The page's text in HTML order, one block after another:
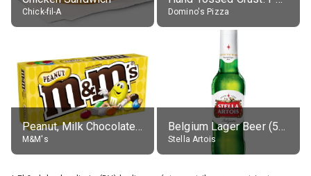
Chick-fil-A Domino's Pizza
Peanut, Milk Chocolate Candies
M&M's
Belgium Lager Beer (5% alc.)
Stella Artois